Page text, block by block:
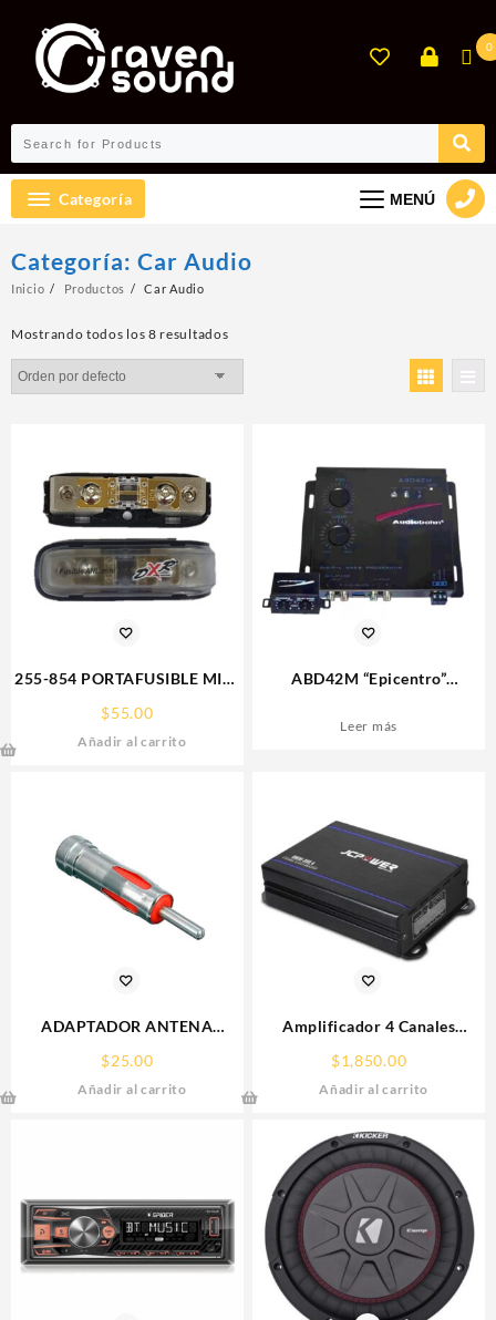
contenido
0
Categoría MENÚ
Categoría: Car Audio
Inicio Productos Car Audio
Mostrando todos los 8 resultados
255-854 PORTAFUSIBLE MINI
$55.00
Añadir al carrito
ABD42M “Epicentro”
Audiobahn Doble Perilla
Leer más
ADAPTADOR ANTENA
VOLKSWAGEN – EUROPEO
$25.00
Añadir al carrito
Amplificador 4 Canales
$1,850.00
Añadir al carrito